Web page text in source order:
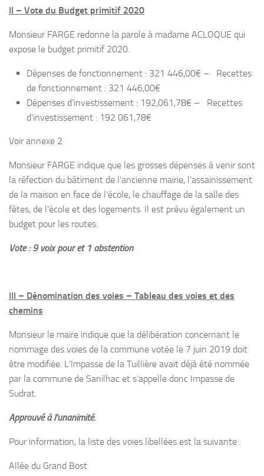
II – Vote du Budget primitif 2020
Monsieur FARGE redonne la parole à madame ACLOQUE qui
expose le budget primitif 2020.
Dépenses de fonctionnement : 321 446,00€ – Recettes
de fonctionnement : 321 446,00€
Dépenses d’investissement : 192,061,78€ – Recettes
d’investissement : 192 061,78€
Voir annexe 2
Monsieur FARGE indique que les grosses dépenses à venir sont
la réfection du bâtiment de l’ancienne mairie, l’assainissement
de la maison en face de l’école, le chauffage de la salle des
fêtes, de l’école et des logements. Il est prévu également un
budget pour les routes.
Vote : 9 voix pour et 1 abstention
III – Dénomination des voies – Tableau des voies et des
chemins
Monsieur le maire indique que la délibération concernant le
nommage des voies de la commune votée le 7 juin 2019 doit
être modifiée. L’Impasse de la Tuillière avait déjà été nommée
par la commune de Sanilhac et s’appelle donc Impasse de
Sudrat.
Approuvé à l’unanimité.
Pour information, la liste des voies libellées est la suivante :
Allée du Grand Bost